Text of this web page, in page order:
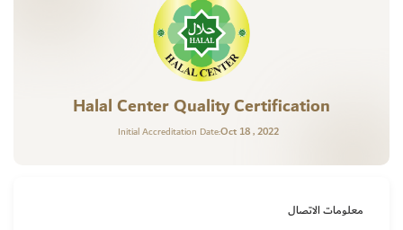
Halal Center Quality Certification
Initial Accreditation Date:Oct 18 , 2022
معلومات الاتصال